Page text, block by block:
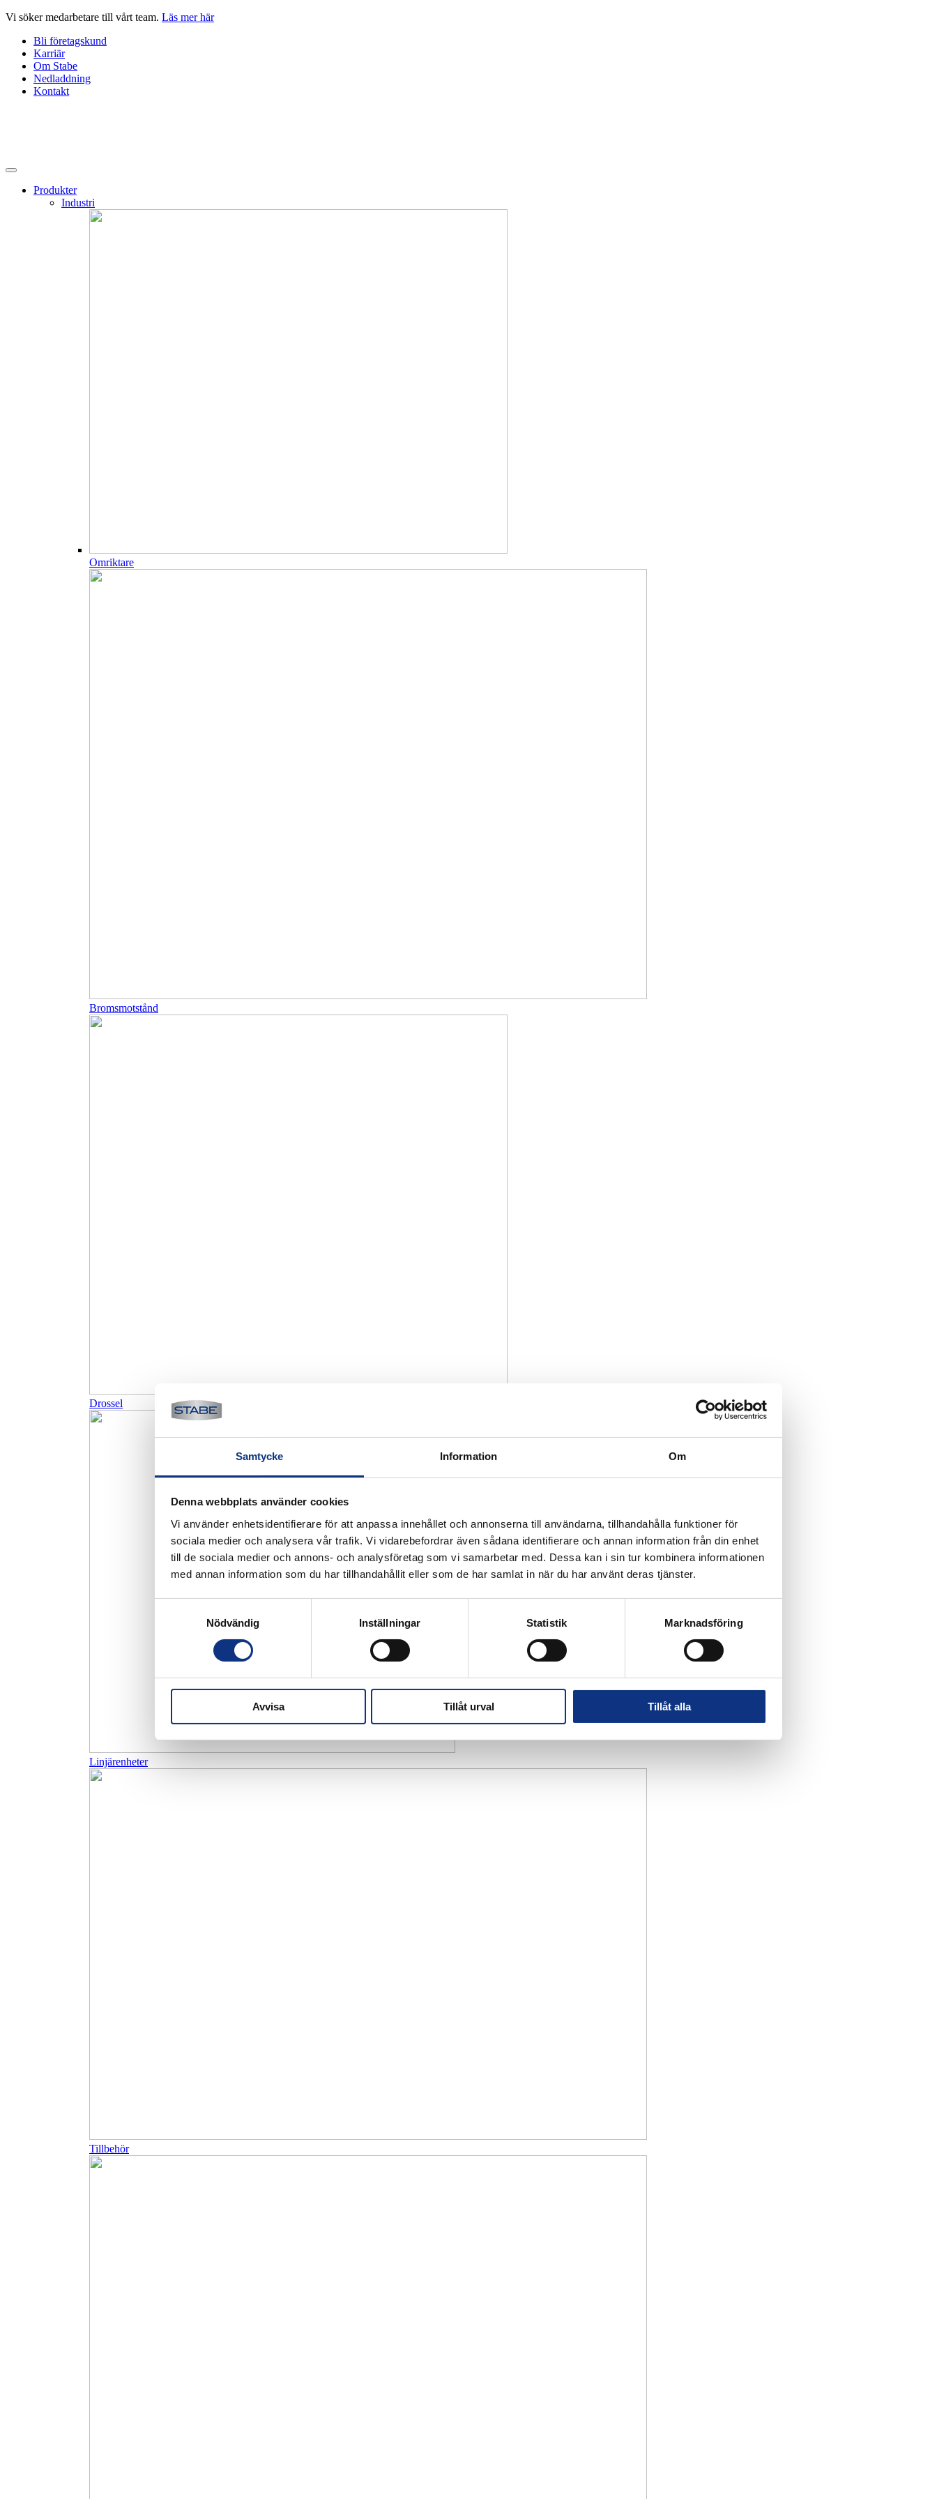
Samtycke Information Om
Denna webbplats använder cookies
Vi använder enhetsidentifierare för att anpassa innehållet och annonserna till användarna, tillhandahålla funktioner för
sociala medier och analysera vår trafik. Vi vidarebefordrar även sådana identifierare och annan information från din enhet
till de sociala medier och annons- och analysföretag som vi samarbetar med. Dessa kan i sin tur kombinera informationen
med annan information som du har tillhandahållit eller som de har samlat in när du har använt deras tjänster.
Nödvändig
Inställningar Statistik Marknadsföring
Avvisa Tillåt urval Tillåt alla
Hoppa
innehåll
Vi söker medarbetare till vårt team. Läs mer här
Bli företagskund
Karriär
Om Stabe
Nedladdning
Kontakt
Produkter
Industri
Omriktare
Bromsmotstånd
Drossel
Linjärenheter
Tillbehör